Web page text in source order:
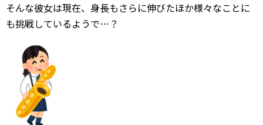
そんな彼女は現在、身長もさらに伸びたほか様々なことに
も挑戦しているようで…？